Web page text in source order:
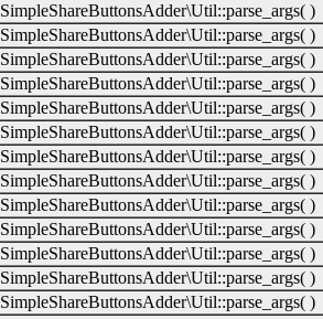
SimpleShareButtonsAdder\Util::parse_args( )
SimpleShareButtonsAdder\Util::parse_args( )
SimpleShareButtonsAdder\Util::parse_args( )
SimpleShareButtonsAdder\Util::parse_args( )
SimpleShareButtonsAdder\Util::parse_args( )
SimpleShareButtonsAdder\Util::parse_args( )
SimpleShareButtonsAdder\Util::parse_args( )
SimpleShareButtonsAdder\Util::parse_args( )
SimpleShareButtonsAdder\Util::parse_args( )
SimpleShareButtonsAdder\Util::parse_args( )
SimpleShareButtonsAdder\Util::parse_args( )
SimpleShareButtonsAdder\Util::parse_args( )
SimpleShareButtonsAdder\Util::parse_args( )